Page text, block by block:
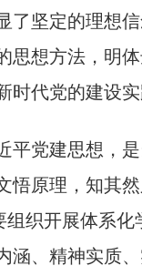
了坚定的理想
思想方法，明
时代党的建设
党建思想，是
悟原理，知其
组织开展体系
涵、精神实质